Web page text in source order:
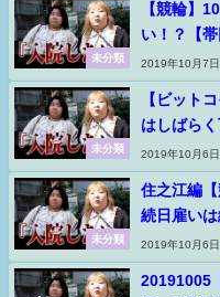
未分類
【競輪】
い！？【
2019年10月7日
未分類
【ビット
はしばらく
2019年10月6日
未分類
住之江編
続日雇いは
2019年10月6日
20191005